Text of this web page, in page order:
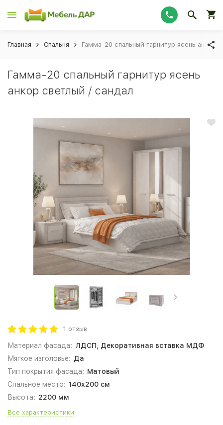
Главная Спальня Гамма-20 спальный гарнитур ясень анкор
Гамма-20 спальный гарнитур ясень
анкор светлый / сандал
1 отзыв
Материал фасада: ЛДСП, Декоративная вставка МДФ
Мягкое изголовье: Да
Тип покрытия фасада: Матовый
Спальное место: 140x200 см
Высота: 2200 мм
Все характеристики